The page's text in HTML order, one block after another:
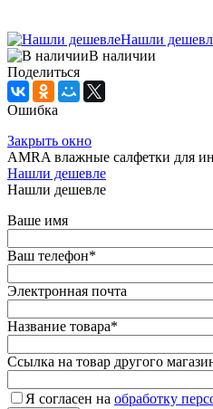
Нашли
В наличии
Поделиться
Ошибка
Закрыть окно
AMRA влажные салфетки для
Нашли дешевле
Нашли дешевле
Ваше имя
Ваш телефон*
Электронная почта
Название товара*
Ссылка на товар другого
Я согласен на обработку